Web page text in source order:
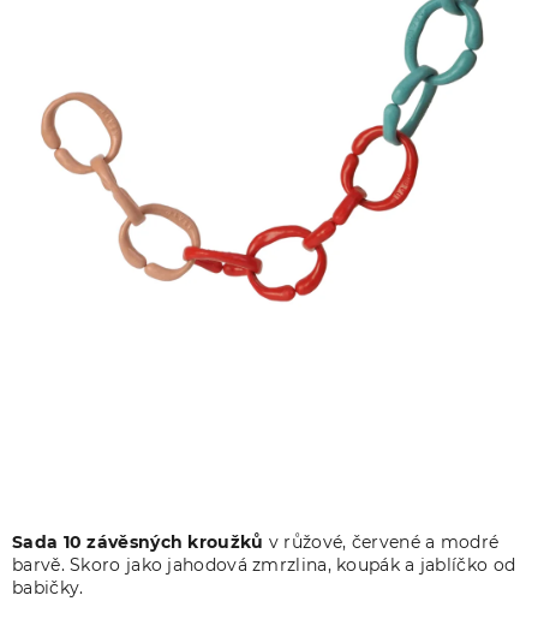
Sada 10 závěsných kroužků v růžové, červené a modré
barvě. Skoro jako jahodová zmrzlina, koupák a jablíčko od
babičky.